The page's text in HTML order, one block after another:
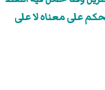
على معناه لا على